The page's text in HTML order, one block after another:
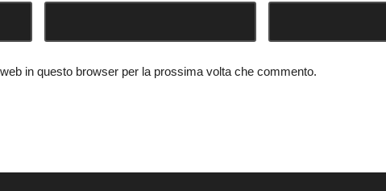
in questo browser per la prossima volta che commento.